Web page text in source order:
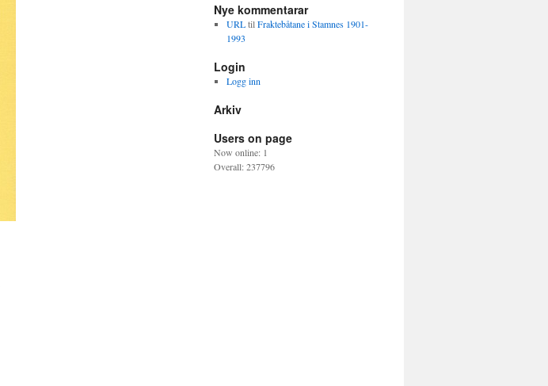
Nye kommentarar
URLtilFraktebåtane i Stamnes 1901-
1993
Login
Logg inn
Arkiv
Users on page
Now online: 1
Overall: 237796